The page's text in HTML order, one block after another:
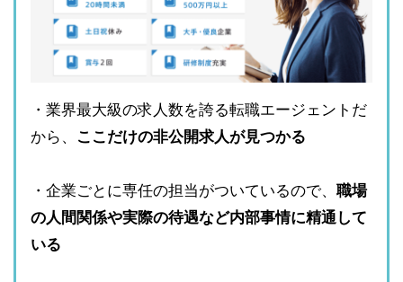
・業界最大級の求人数を誇る転職エージェントだ
から、 ここだけの非公開求人が見つかる
・企業ごとに専任の担当がついているので、 職場
の人間関係や実際の待遇など内部事情に精通して
いる